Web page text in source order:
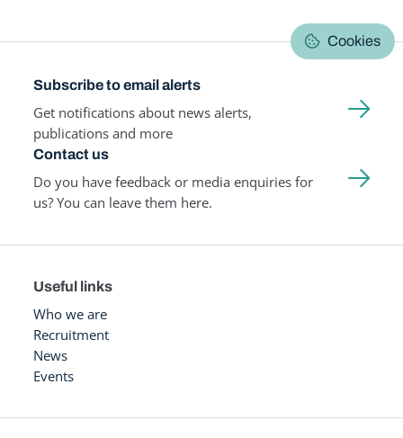
Cookies
Subscribe to email alerts
Get notifications about news alerts,
publications and more
Contact us
Do you have feedback or media enquiries for
us? You can leave them here.
Useful links
Who we are
Recruitment
News
Events